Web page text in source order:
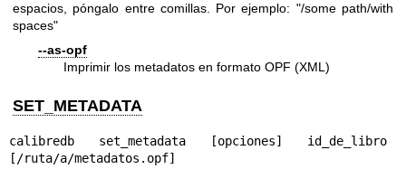
espacios, póngalo entre comillas. Por ejemplo: "/some path/with
spaces"
--as-opf
Imprimir los metadatos en formato OPF (XML)
SET_METADATA
calibredb set_metadata [opciones] id_de_libro
[/ruta/a/metadatos.opf]